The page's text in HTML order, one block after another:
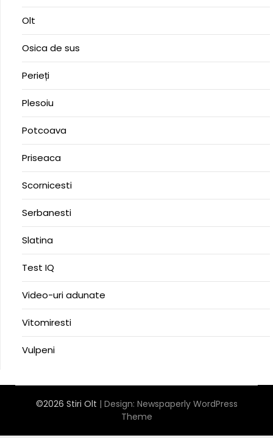
Olt
Osica de sus
Perieți
Plesoiu
Potcoava
Priseaca
Scornicesti
Serbanesti
Slatina
Test IQ
Video-uri adunate
Vitomiresti
Vulpeni
©2026 Stiri Olt | Design: Newspaperly WordPress
Theme